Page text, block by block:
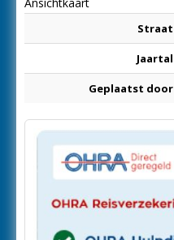
Straat
Jaartal
Geplaatst door